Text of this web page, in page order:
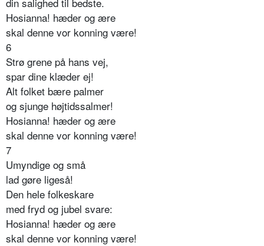
Hosianna! hæder og ære
skal denne vor konning være!
6
Strø grene på hans vej,
spar dine klæder ej!
Alt folket bære palmer
og sjunge højtidssalmer!
Hosianna! hæder og ære
skal denne vor konning være!
7
Umyndige og små
lad gøre ligeså!
Den hele folkeskare
med fryd og jubel svare:
Hosianna! hæder og ære
skal denne vor konning være!